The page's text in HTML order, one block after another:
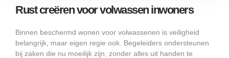
Rust creëren voor volwassen inwoners
Binnen beschermd wonen voor volwassenen is veiligheid
belangrijk, maar eigen regie ook. Begeleiders ondersteunen
bij zaken die nu moeilijk zijn, zonder alles uit handen te